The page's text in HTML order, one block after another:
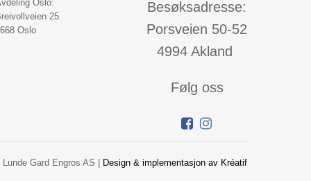
Besøksadresse:
Porsveien 50-52
4994 Akland
Følg oss
Oslo:
25
Oslo
Gard Engros AS | Design & implementasjon av Kréatif